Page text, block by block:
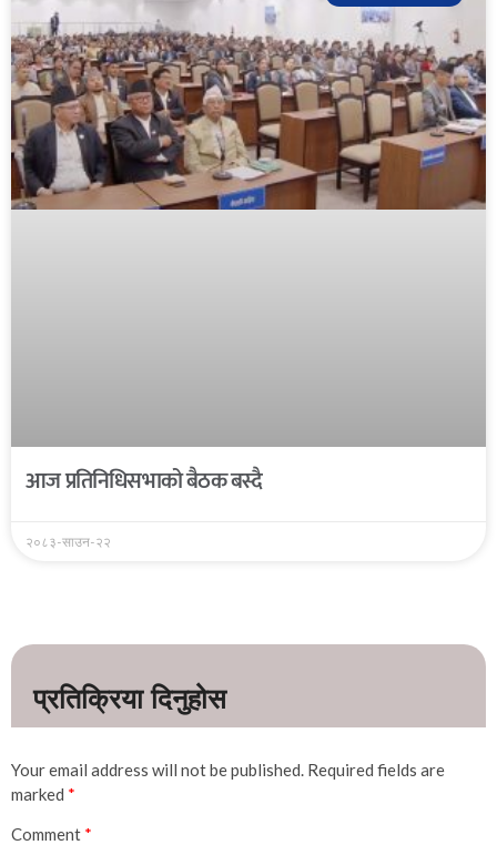
आज प्रतिनिधिसभाको बैठक बस्दै
२०८३-साउन-२२
Your email address will not be published. Required fields are
marked *
Comment *